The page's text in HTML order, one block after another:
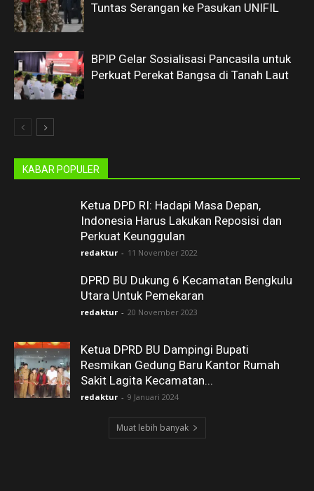
Tuntas Serangan ke Pasukan UNIFIL
BPIP Gelar Sosialisasi Pancasila untuk
Perkuat Perekat Bangsa di Tanah Laut
KABAR POPULER
Ketua DPD RI: Hadapi Masa Depan,
Indonesia Harus Lakukan Reposisi dan
Perkuat Keunggulan
redaktur - 11 November 2022
DPRD BU Dukung 6 Kecamatan Bengkulu
Utara Untuk Pemekaran
redaktur - 20 November 2023
Ketua DPRD BU Dampingi Bupati
Resmikan Gedung Baru Kantor Rumah
Sakit Lagita Kecamatan...
redaktur - 9 Januari 2024
Muat lebih banyak